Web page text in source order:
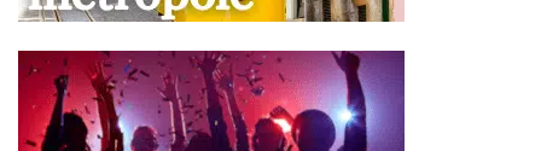
svim hotelima koristi zajednički ležaj.
U hotelima gde postoji mogućnost smeštaja dvoje
dece od 0 do 12 godina (12), ili 13 godina (13) u pratnji
dve punoplatežne osobe u standardnoj sobi, oba
deteta plaćaju iznos koji je naveden u tabeli programa